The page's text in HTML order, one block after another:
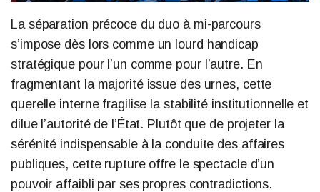
La séparation précoce du duo à mi-parcours
s’impose dès lors comme un lourd handicap
stratégique pour l’un comme pour l’autre. En
fragmentant la majorité issue des urnes, cette
querelle interne fragilise la stabilité institutionnelle et
dilue l’autorité de l’État. Plutôt que de projeter la
sérénité indispensable à la conduite des affaires
publiques, cette rupture offre le spectacle d’un
pouvoir affaibli par ses propres contradictions.